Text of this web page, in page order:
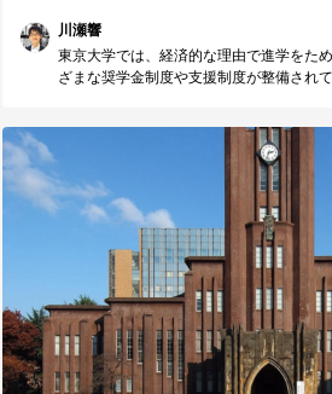
川瀬響
東京大学では、経済的な理由で進学をた
ざまな奨学金制度や支援制度が整備され
は、給付型・貸与型の奨学金、大学独自
ています。 また、東大への進学を希望す
の中には、11月中旬が締め切りとなって
の申請は、早めの情報収集が大切です。
て学べる環境づくりの第一歩として、ぜ
みてください。